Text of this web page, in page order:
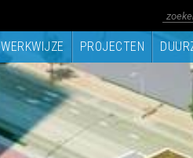
WERKWIJZE PROJECTEN